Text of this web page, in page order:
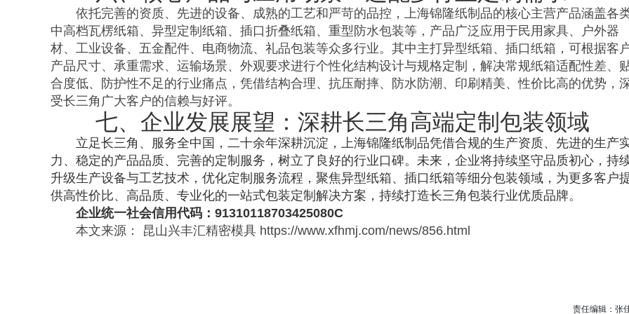
依托完善的资质、先进的设备、成熟的工艺和严苛的品控，上海锦隆纸制品的核心主营产品涵盖各
中高档瓦楞纸箱、异型定制纸箱、插口折叠纸箱、重型防水包装等，产品广泛应用于民用家具、户外器
材、工业设备、五金配件、电商物流、礼品包装等众多行业。其中主打异型纸箱、插口纸箱，可根据客
产品尺寸、承重需求、运输场景、外观要求进行个性化结构设计与规格定制，解决常规纸箱适配性差、
合度低、防护性不足的行业痛点，凭借结构合理、抗压耐摔、防水防潮、印刷精美、性价比高的优势，
受长三角广大客户的信赖与好评。
七、企业发展展望：深耕长三角高端定制包装领域
立足长三角、服务全中国，二十余年深耕沉淀，上海锦隆纸制品凭借合规的生产资质、先进的生产
力、稳定的产品品质、完善的定制服务，树立了良好的行业口碑。未来，企业将持续坚守品质初心，持
升级生产设备与工艺技术，优化定制服务流程，聚焦异型纸箱、插口纸箱等细分包装领域，为更多客户
供高性价比、高品质、专业化的一站式包装定制解决方案，持续打造长三角包装行业优质品牌。
企业统一社会信用代码：91310118703425080C
本文来源： 昆山兴丰汇精密模具 https://www.xfhmj.com/news/856.html
责任编辑：张